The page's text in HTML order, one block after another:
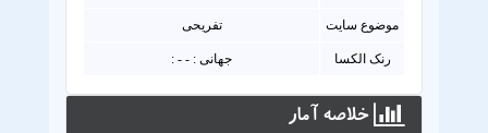
موضوع سایت تفریحی
رنک الکسا جهانی : - - :
خلاصه آمار